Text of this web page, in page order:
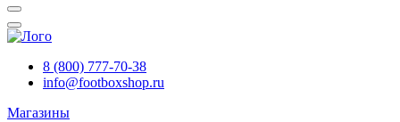
8 (800) 777-70-38
info@footboxshop.ru
Магазины